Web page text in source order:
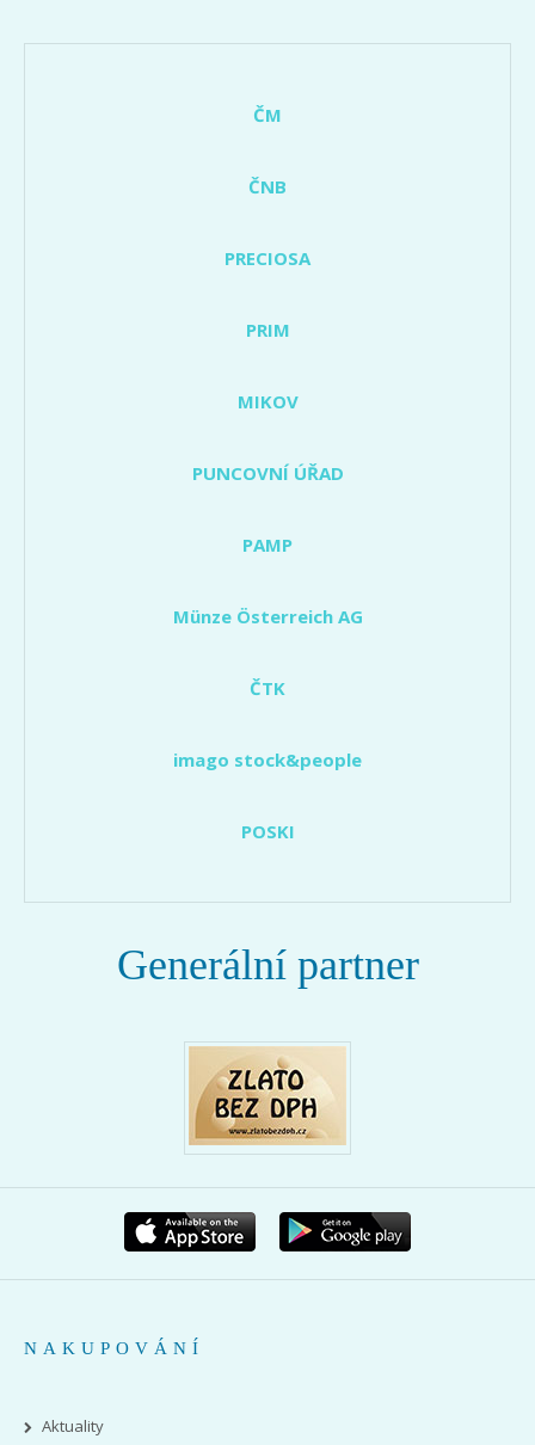
ČM
ČNB
PRECIOSA
PRIM
MIKOV
PUNCOVNÍ ÚŘAD
PAMP
Münze Österreich AG
ČTK
imago stock&people
POSKI
Generální partner
NAKUPOVÁNÍ
Aktuality